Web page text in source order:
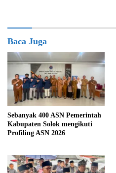
Baca Juga
Sebanyak 400 ASN Pemerintah
Kabupaten Solok mengikuti
Profiling ASN 2026